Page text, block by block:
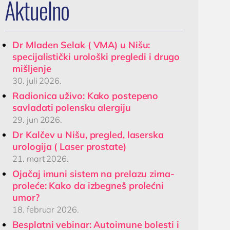
Ultrazvuk skrotuma
Dopler krvnih sudova
vrata
Dopler krvnih sudova
nogu
Niš,
Aktuelno
Dr Mladen Selak ( VMA) u Nišu:
specijalistički urološki pregledi i drugo
mišljenje
30. juli 2026.
Radionica uživo: Kako postepeno
savladati polensku alergiju
29. jun 2026.
Dr Kalčev u Nišu, pregled, laserska
urologija ( Laser prostate)
21. mart 2026.
Ojačaj imuni sistem na prelazu zima-
proleće: Kako da izbegneš prolećni
umor?
18. februar 2026.
Besplatni vebinar: Autoimune bolesti i